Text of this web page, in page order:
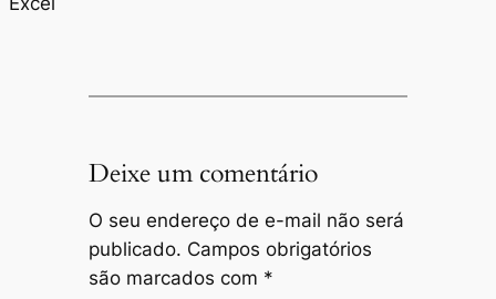
Deixe um comentário
O seu endereço de e-mail não será
publicado. Campos obrigatórios
são marcados com *